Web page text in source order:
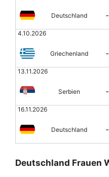
Deutschland -
4.10.2026
Griechenland -
13.11.2026
Serbien -
16.11.2026
Deutschland -
Deutschland Frauen